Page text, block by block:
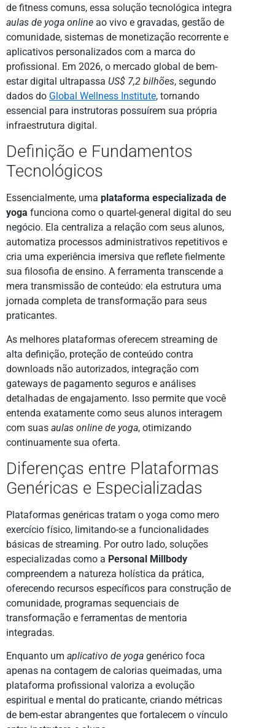
de fitness comuns, essa solução tecnológica integra
aulas de yoga online ao vivo e gravadas, gestão de
comunidade, sistemas de monetização recorrente e
aplicativos personalizados com a marca do
profissional. Em 2026, o mercado global de bem-
estar digital ultrapassa US$ 7,2 bilhões, segundo
dados do Global Wellness Institute, tornando
essencial para instrutoras possuírem sua própria
infraestrutura digital.
Definição e Fundamentos
Tecnológicos
Essencialmente, uma plataforma especializada de
yoga funciona como o quartel-general digital do seu
negócio. Ela centraliza a relação com seus alunos,
automatiza processos administrativos repetitivos e
cria uma experiência imersiva que reflete fielmente
sua filosofia de ensino. A ferramenta transcende a
mera transmissão de conteúdo: ela estrutura uma
jornada completa de transformação para seus
praticantes.
As melhores plataformas oferecem streaming de
alta definição, proteção de conteúdo contra
downloads não autorizados, integração com
gateways de pagamento seguros e análises
detalhadas de engajamento. Isso permite que você
entenda exatamente como seus alunos interagem
com suas aulas online de yoga, otimizando
continuamente sua oferta.
Diferenças entre Plataformas
Genéricas e Especializadas
Plataformas genéricas tratam o yoga como mero
exercício físico, limitando-se a funcionalidades
básicas de streaming. Por outro lado, soluções
especializadas como a Personal Millbody
compreendem a natureza holística da prática,
oferecendo recursos específicos para construção de
comunidade, programas sequenciais de
transformação e ferramentas de mentoria
integradas.
Enquanto um aplicativo de yoga genérico foca
apenas na contagem de calorias queimadas, uma
plataforma profissional valoriza a evolução
espiritual e mental do praticante, criando métricas
de bem-estar abrangentes que fortalecem o vínculo